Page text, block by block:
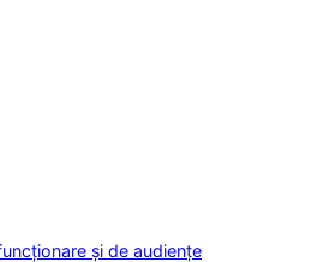
și de audiențe